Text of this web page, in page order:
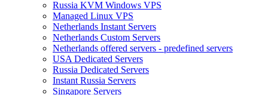
Russia KVM Windows VPS
Managed Linux VPS
Netherlands Instant Servers
Netherlands Custom Servers
Netherlands offered servers - predefined servers
USA Dedicated Servers
Russia Dedicated Servers
Instant Russia Servers
Singapore Servers